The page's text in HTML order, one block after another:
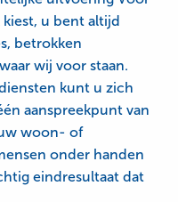
u bent altijd
betrokken
wij voor staan.
kunt u zich
aanspreekpunt van
woon- of
onder handen
eindresultaat dat